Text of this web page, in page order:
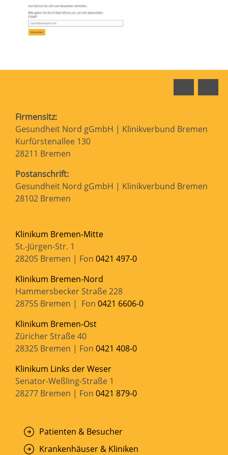
Firmensitz:
Gesundheit Nord gGmbH | Klinikverbund Bremen
Kurfürstenallee 130
28211 Bremen
Postanschrift:
Gesundheit Nord gGmbH | Klinikverbund Bremen
28102 Bremen
Klinikum Bremen-Mitte
St.-Jürgen-Str. 1
28205 Bremen | Fon 0421 497-0
Klinikum Bremen-Nord
Hammersbecker Straße 228
28755 Bremen | Fon 0421 6606-0
Klinikum Bremen-Ost
Züricher Straße 40
28325 Bremen | Fon 0421 408-0
Klinikum Links der Weser
Senator-Weßling-Straße 1
28277 Bremen | Fon 0421 879-0
Patienten & Besucher
Krankenhäuser & Kliniken